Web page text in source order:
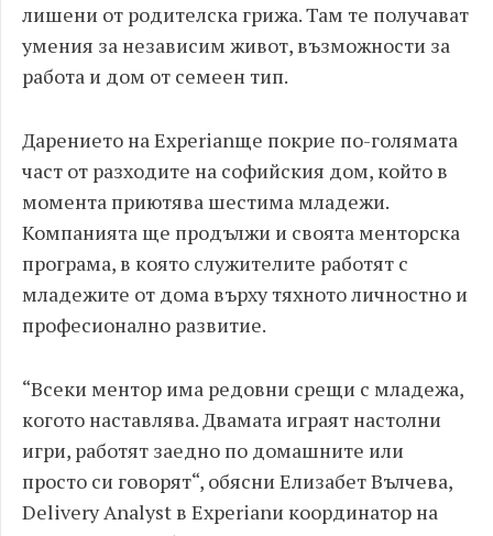
лишени от родителска грижа. Там те получават
умения за независим живот, възможности за
работа и дом от семеен тип.
Дарението на Experianще покрие по-голямата
част от разходите на софийския дом, който в
момента приютява шестима младежи.
Компанията ще продължи и своята менторска
програма, в която служителите работят с
младежите от дома върху тяхното личностно и
професионално развитие.
“Всеки ментор има редовни срещи с младежа,
когото наставлява. Двамата играят настолни
игри, работят заедно по домашните или
просто си говорят“, обясни Елизабет Вълчева,
Delivery Analyst в Experianи координатор на